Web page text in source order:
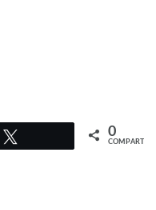
0
COMPARTIR